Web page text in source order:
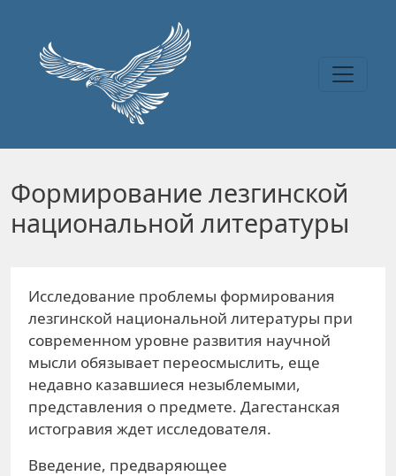
Формирование лезгинской
национальной литературы
Исследование проблемы формирования
лезгинской национальной литературы при
современном уровне развития научной
мысли обязывает переосмыслить, еще
недавно казавшиеся незыблемыми,
представления о предмете. Дагестанская
истогравия ждет исследователя.
Введение, предваряющее